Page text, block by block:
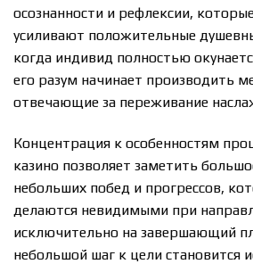
осознанности и рефлексии,
усиливают положительные
когда индивид полностью
его разум начинает производить
отвечающие за переживание
Концентрация к особенностям
казино позволяет заметить
небольших побед и прогрессов,
делаются невидимыми при
исключительно на завершающий
небольшой шаг к цели становится